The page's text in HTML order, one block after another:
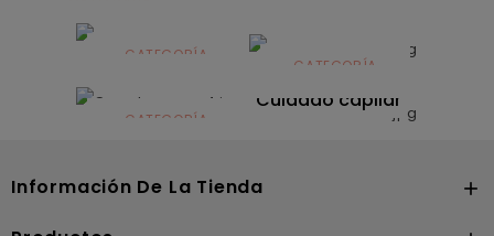
Alimentación
infantilCATEGORÍA
Dermocosmética
CATEGORÍA
Solares
CATEGORÍA
Cuidado capilar
Información De La Tienda 